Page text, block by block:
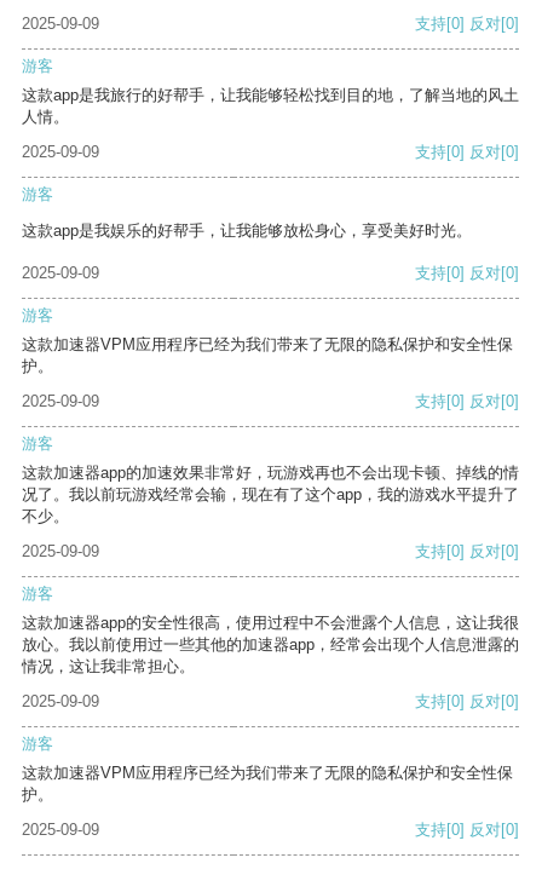
2025-09-09
支持[0] 反对[0]
游客
这款app是我旅行的好帮手，让我能够轻松找到目的地，了解当地的风土
人情。
2025-09-09
支持[0] 反对[0]
游客
这款app是我娱乐的好帮手，让我能够放松身心，享受美好时光。
2025-09-09 支持[0] 反对[0]
游客
这款加速器VPM应用程序已经为我们带来了无限的隐私保护和安全性保
护。
2025-09-09
支持[0] 反对[0]
游客
这款加速器app的加速效果非常好，玩游戏再也不会出现卡顿、掉线的情
况了。我以前玩游戏经常会输，现在有了这个app，我的游戏水平提升了
不少。
2025-09-09
支持[0] 反对[0]
游客
这款加速器app的安全性很高，使用过程中不会泄露个人信息，这让我很
放心。我以前使用过一些其他的加速器app，经常会出现个人信息泄露的
情况，这让我非常担心。
2025-09-09
支持[0] 反对[0]
游客
这款加速器VPM应用程序已经为我们带来了无限的隐私保护和安全性保
护。
2025-09-09
支持[0] 反对[0]